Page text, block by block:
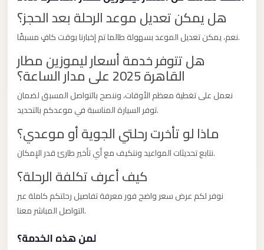
هل يمكن تعديل موعد الرحلة بعد الحجز؟
نعم، يمكن تعديل الموعد بسهولة طالما تم إخبارنا بوقت كافٍ مسبقًا.
هل تتوفر خدمة أسعار ليموزين مطار
القاهرة 2025 على مدار الساعة؟
نعمل على تغطية معظم الأوقات، وننصح بالتواصل المسبق لضمان
توفر السيارة المناسبة في موعدكم بالتحديد.
ماذا لو تأخرت رحلتي الجوية أو موعدي؟
نتابع تحديثات المواعيد ونتكيف مع أي تأخير طارئ قدر الإمكان.
كيف أعرف تكلفة الرحلة؟
نوفر لكم عرض سعر واضح فور معرفة تفاصيل رحلتكم كاملة عبر
التواصل المباشر معنا.
لمن هذه الخدمة؟
Sheikh
Limousine
Saint
Catherine
Transfer
Mountain
Saint
Catherine
Transfer
Pyramids
Taxi
Private